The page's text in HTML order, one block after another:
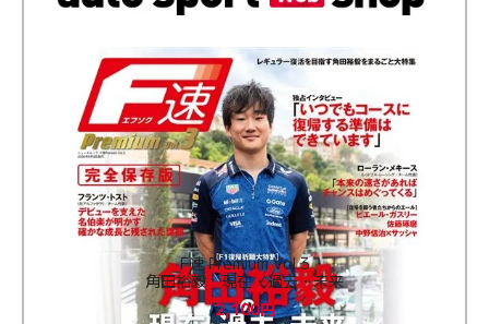
F速 Premium Vol.3
角田裕毅 現在・過去・未来
2,100円